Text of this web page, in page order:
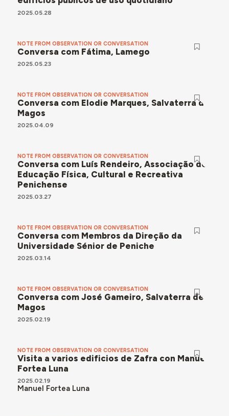
2025.05.28
NOTE FROM OBSERVATION OR CONVERSATION
Conversa com Fátima, Lamego
2025.05.23
NOTE FROM OBSERVATION OR CONVERSATION
Conversa com Elodie Marques, Salvaterra de
Magos
2025.04.09
NOTE FROM OBSERVATION OR CONVERSATION
Conversa com Luís Rendeiro, Associação de
Educação Física, Cultural e Recreativa
Penichense
2025.03.27
NOTE FROM OBSERVATION OR CONVERSATION
Conversa com Membros da Direção da
Universidade Sénior de Peniche
2025.03.14
NOTE FROM OBSERVATION OR CONVERSATION
Conversa com José Gameiro, Salvaterra de
Magos
2025.02.19
NOTE FROM OBSERVATION OR CONVERSATION
Visita a varios edificios de Zafra con Manuel
Fortea Luna
2025.02.19
Manuel Fortea Luna